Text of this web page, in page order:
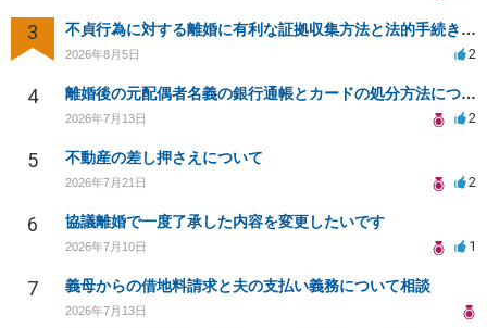
3 不貞行為に対する離婚に有利な証拠収集方法と法的手続きについて
2026年8月5日 2
4 離婚後の元配偶者名義の銀行通帳とカードの処分方法について
2026年7月13日 2
5 不動産の差し押さえについて
2026年7月21日 2
6 協議離婚で一度了承した内容を変更したいです
2026年7月10日 1
7 義母からの借地料請求と夫の支払い義務について相談
2026年7月13日